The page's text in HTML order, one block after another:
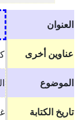
العنوان
عناوين أخرى
الموضوع
تاريخ الكتابة